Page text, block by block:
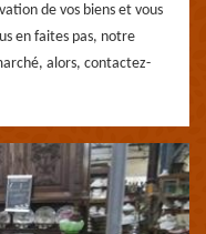
de vos biens et vous
en faites pas, notre
alors, contactez-